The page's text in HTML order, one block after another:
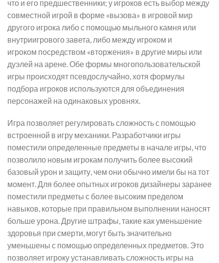
что и его предшественники; у игроков есть выбор между
совместной игрой в форме «вызова» в игровой мир
другого игрока либо с помощью мыльного камня или
внутриигрового завета, либо между игроком и
игроком посредством «вторжения» в другие миры или
дуэлей на арене. Обе формы многопользовательской
игры происходят псевдослучайно, хотя формулы
подбора игроков используются для объединения
персонажей на одинаковых уровнях.
Игра позволяет регулировать сложность с помощью
встроенной в игру механики. Разработчики игры
поместили определенные предметы в начале игры, что
позволило новым игрокам получить более высокий
базовый урон и защиту, чем они обычно имели бы на тот
момент. Для более опытных игроков дизайнеры заранее
поместили предметы с более высоким пределом
навыков, которые при правильном выполнении наносят
больше урона. Другие штрафы, такие как уменьшение
здоровья при смерти, могут быть значительно
уменьшены с помощью определенных предметов. Это
позволяет игроку устанавливать сложность игры на